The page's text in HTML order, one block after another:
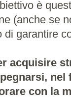
è
(anche se
di garantire
acquisire
nel
con la